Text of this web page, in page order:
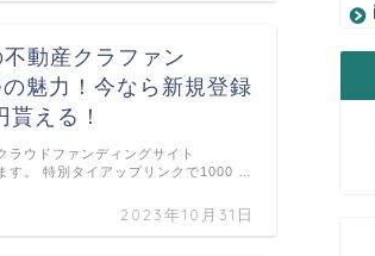
動産クラファン
魅力！今なら新規登録
える！
2023年10月31日
ラウドファンディングサイト
す。 特別タイアップリンクで1000 …